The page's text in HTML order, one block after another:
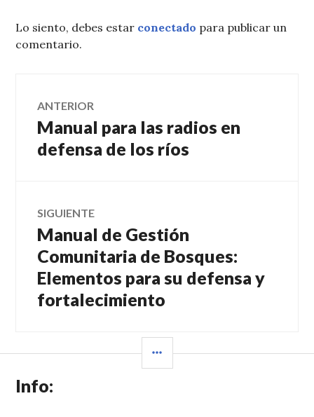
Lo siento, debes estar conectado para publicar un
comentario.
Navegación
de
ANTERIOR
Entrada
anterior:
Manual para las radios en
defensa de los ríos
SIGUIENTE
Entrada
siguiente:
Manual de Gestión
Comunitaria de Bosques:
Elementos para su defensa y
fortalecimiento
LATERAL
Info: